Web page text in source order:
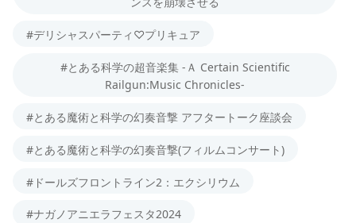
#デリシャスパーティ♡プリキュア
#とある科学の超音楽集 -Ａ Certain Scientific
Railgun:Music Chronicles-
#とある魔術と科学の幻奏音撃 アフタートーク座談会
#とある魔術と科学の幻奏音撃(フィルムコンサート)
#ドールズフロントライン2：エクシリウム
#ナガノアニエラフェスタ2024